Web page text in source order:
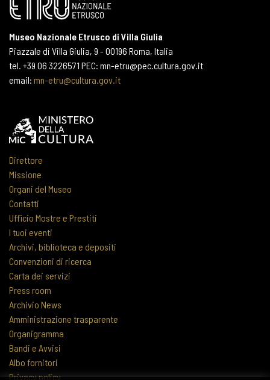
Museo Nazionale Etrusco di Villa Giulia
Piazzale di Villa Giulia, 9 - 00196 Roma, Italia
tel. +39 06 3226571 PEC: mn-etru@pec.cultura.gov.it
email: mn-etru@cultura.gov.it
Direttore
Missione
Organi del Museo
Contatti
Ufficio Mostre e Prestiti
I tuoi eventi
Archivi, biblioteca e depositi
Convenzioni di ricerca
Carta dei servizi
Press room
Archivio News
Amministrazione trasparente
Organigramma
Bandi e Avvisi
Albo fornitori
Privacy policy